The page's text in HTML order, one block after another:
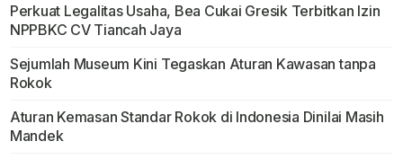
Perkuat Legalitas Usaha, Bea Cukai Gresik Terbitkan Izin
NPPBKC CV Tiancah Jaya
Sejumlah Museum Kini Tegaskan Aturan Kawasan tanpa
Rokok
Aturan Kemasan Standar Rokok di Indonesia Dinilai Masih
Mandek